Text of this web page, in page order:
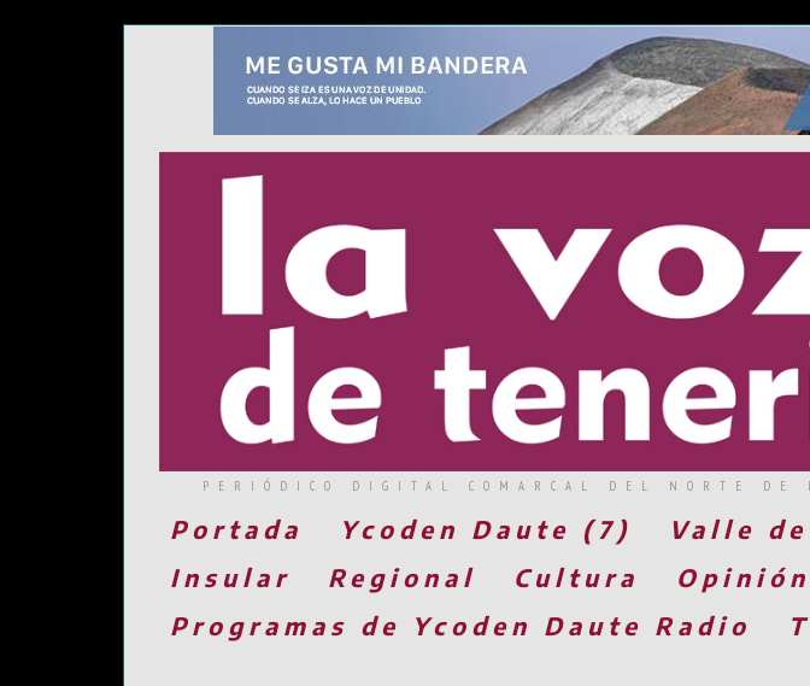
PERIÓDICO DIGITAL COMARCAL DEL NORTE
Portada Ycoden Daute (7) Valle
Insular
Regional Cultura Opinión
Programas de Ycoden Daute Radio